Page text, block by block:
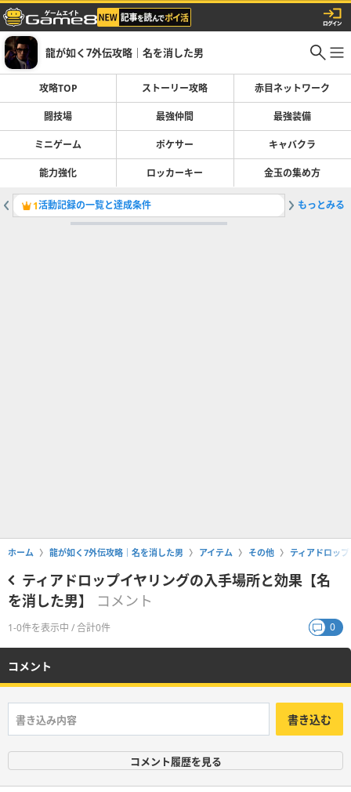
龍が如く7外伝攻略｜名を消した男
攻略TOP ストーリー攻略 赤目ネットワーク
闘技場 最強仲間 最強装備
ミニゲーム ポケサー キャバクラ
能力強化 ロッカーキー 金玉の集め方
1活動記録の一覧と達成条件 2最強装
もっとみる
ホーム 龍が如く7外伝攻略｜名を消した男 アイテム その他 ティアドロッ
ティアドロップイヤリングの入手場所と効果【名
を消した男】
コメント
1-0件を表示中 / 合計0件 0
コメント
書き込む
コメント履歴を見る